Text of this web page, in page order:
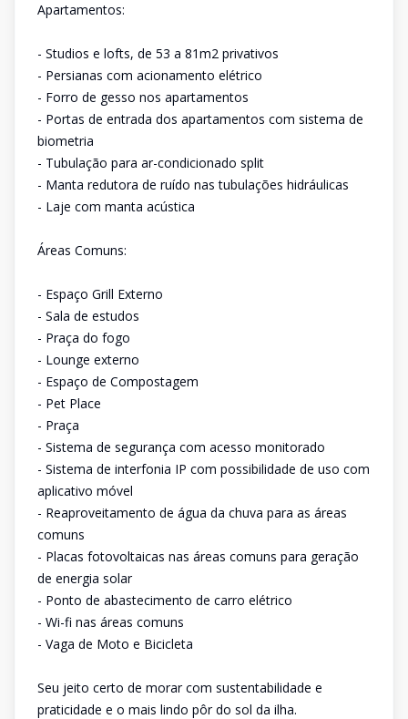
Apartamentos:
- Studios e lofts, de 53 a 81m2 privativos
- Persianas com acionamento elétrico
- Forro de gesso nos apartamentos
- Portas de entrada dos apartamentos com sistema de
biometria
- Tubulação para ar-condicionado split
- Manta redutora de ruído nas tubulações hidráulicas
- Laje com manta acústica
Áreas Comuns:
- Espaço Grill Externo
- Sala de estudos
- Praça do fogo
- Lounge externo
- Espaço de Compostagem
- Pet Place
- Praça
- Sistema de segurança com acesso monitorado
- Sistema de interfonia IP com possibilidade de uso com
aplicativo móvel
- Reaproveitamento de água da chuva para as áreas
comuns
- Placas fotovoltaicas nas áreas comuns para geração
de energia solar
- Ponto de abastecimento de carro elétrico
- Wi-fi nas áreas comuns
- Vaga de Moto e Bicicleta
Seu jeito certo de morar com sustentabilidade e
praticidade e o mais lindo pôr do sol da ilha.